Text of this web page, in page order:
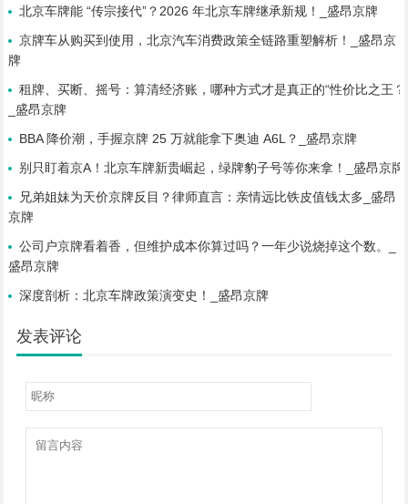
北京车牌能 “传宗接代”？2026 年北京车牌继承新规！_盛昂京牌
京牌车从购买到使用，北京汽车消费政策全链路重塑解析！_盛昂京
牌
租牌、买断、摇号：算清经济账，哪种方式才是真正的“性价比之王？
_盛昂京牌
BBA 降价潮，手握京牌 25 万就能拿下奥迪 A6L？_盛昂京牌
别只盯着京A！北京车牌新贵崛起，绿牌豹子号等你来拿！_盛昂京牌
兄弟姐妹为天价京牌反目？律师直言：亲情远比铁皮值钱太多_盛昂
京牌
公司户京牌看着香，但维护成本你算过吗？一年少说烧掉这个数。_
盛昂京牌
深度剖析：北京车牌政策演变史！_盛昂京牌
发表评论